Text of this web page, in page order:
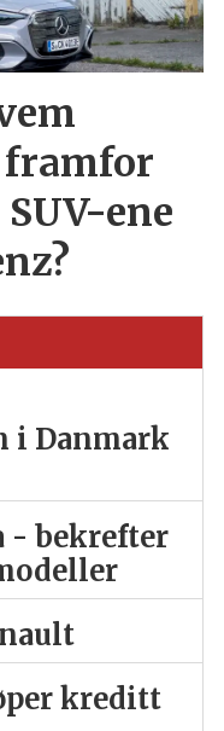
framfor
ene
i Danmark
- bekrefter
kreditt